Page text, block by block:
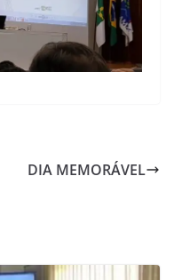
DIA MEMORÁVEL